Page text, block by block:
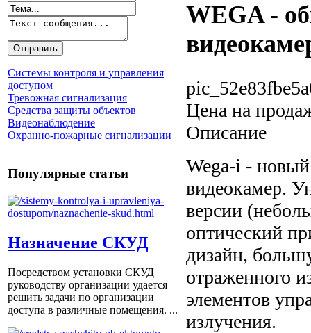
Системы контроля и управления
доступом
Тревожная сигнализация
Средства защиты объектов
Видеонаблюдение
Охранно-пожарные сигнализации
Популярные статьи
Назначение СКУД
Посредством установки СКУД
руководству организации удается
решить задачи по организации
доступа в различные помещения. ...
WEGA -
Цена на
Описание
Wega-i -
видеокамер.
версии
оптический
дизайн,
отраженного
элементов
излучения.